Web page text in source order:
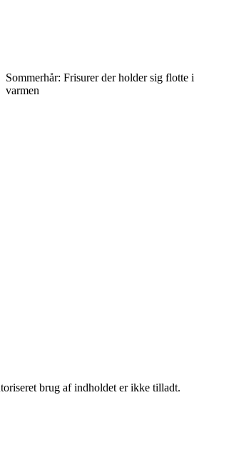
Sommerhår: Frisurer der holder sig flotte i
varmen
brug af indholdet er ikke tilladt.